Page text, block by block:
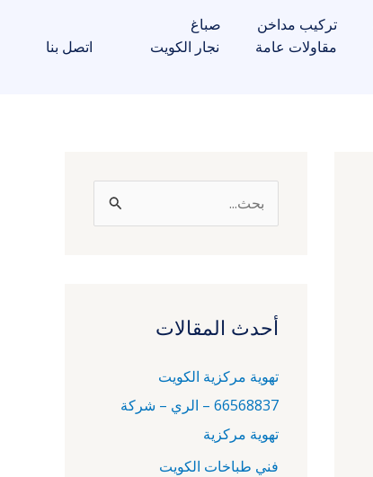
تركيب مداخن
صباغ
مقاولات عامة
نجار الكويت
اتصل بنا
ث
ن
:
أحدث المقالات
تهوية مركزية الكويت
66568837 – الري – شركة
تهوية مركزية
فني طباخات الكويت